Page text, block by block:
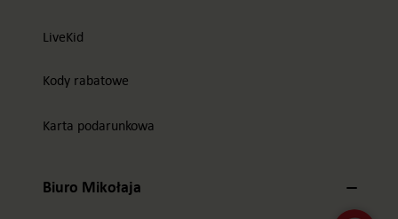
LiveKid
Kody rabatowe
Karta podarunkowa
Biuro Mikołaja